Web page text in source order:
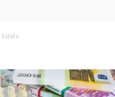
Estafa